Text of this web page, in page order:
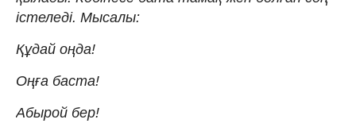
істеледі. Мысалы:
Құдай оңда!
Оңға баста!
Абырой бер!